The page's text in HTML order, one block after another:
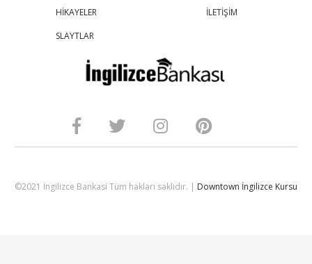
HİKAYELER
SLAYTLAR
İLETİŞİM
©2021 İngilizce Bankasi Tüm hakları saklıdır. | Downtown İngilizce Kursu